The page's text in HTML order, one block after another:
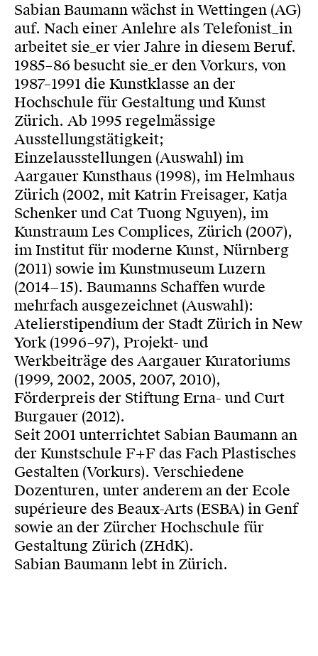
Sabian Baumann wächst in Wettingen (AG)
auf. Nach einer Anlehre als Telefonist_in
arbeitet sie_er vier Jahre in diesem Beruf.
1985–86 besucht sie_er den Vorkurs, von
1987–1991 die Kunstklasse an der
Hochschule für Gestaltung und Kunst
Zürich. Ab 1995 regelmässige
Ausstellungstätigkeit;
Einzelausstellungen (Auswahl) im
Aargauer Kunsthaus (1998), im Helmhaus
Zürich (2002, mit Katrin Freisager, Katja
Schenker und Cat Tuong Nguyen), im
Kunstraum Les Complices, Zürich (2007),
im Institut für moderne Kunst, Nürnberg
(2011) sowie im Kunstmuseum Luzern
(2014−15). Baumanns Schaffen wurde
mehrfach ausgezeichnet (Auswahl):
Atelierstipendium der Stadt Zürich in New
York (1996–97), Projekt- und
Werkbeiträge des Aargauer Kuratoriums
(1999, 2002, 2005, 2007, 2010),
Förderpreis der Stiftung Erna- und Curt
Burgauer (2012).
Seit 2001 unterrichtet Sabian Baumann an
der Kunstschule F+F das Fach Plastisches
Gestalten (Vorkurs). Verschiedene
Dozenturen, unter anderem an der Ecole
supérieure des Beaux-Arts (ESBA) in Genf
sowie an der Zürcher Hochschule für
Gestaltung Zürich (ZHdK).
Sabian Baumann lebt in Zürich.